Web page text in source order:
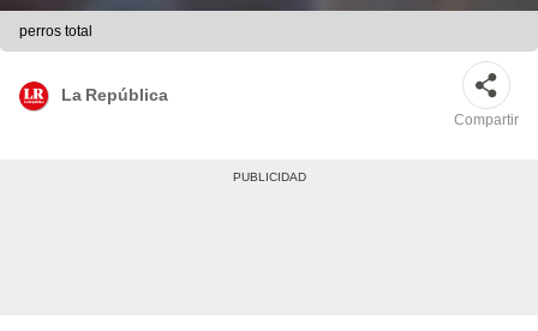
perros total
La República
Compartir